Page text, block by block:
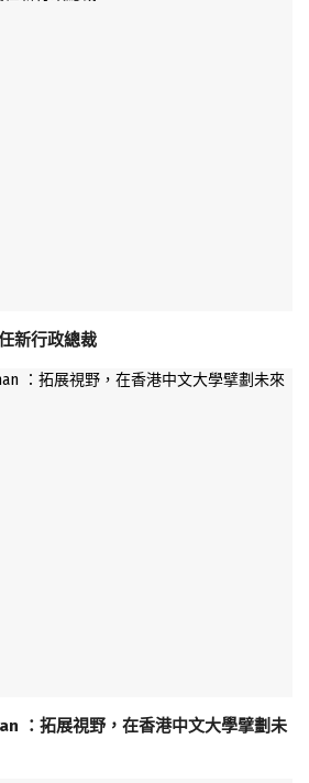
新行政總裁
：拓展視野，在香港中文大學擘劃未